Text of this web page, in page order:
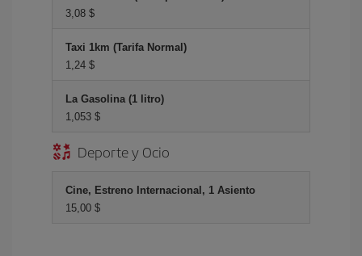
3,08 $
Taxi 1km (Tarifa Normal)
1,24 $
La Gasolina (1 litro)
1,053 $
Deporte y Ocio
Cine, Estreno Internacional, 1 Asiento
15,00 $